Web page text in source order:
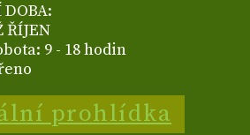
DOBA:
ŘÍJEN
9 - 18 hodin
prohlídka